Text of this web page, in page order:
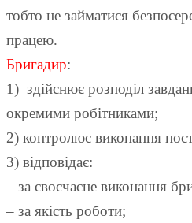
тобто не займатися
працею.
Бригадир:
1) здійснює розподіл
окремими робітниками;
2) контролює виконання
3) відповідає:
– за своєчасне виконання
– за якість роботи;